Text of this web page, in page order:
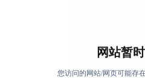
网站暂
您访问的网站/网页可能存